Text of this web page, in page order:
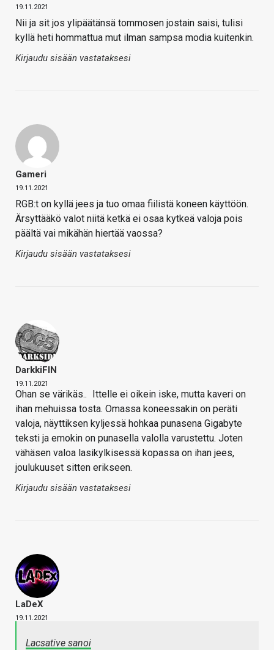
19.11.2021
Nii ja sit jos ylipäätänsä tommosen jostain saisi, tulisi
kyllä heti hommattua mut ilman sampsa modia kuitenkin.
Kirjaudu sisään vastataksesi
Gameri
19.11.2021
RGB:t on kyllä jees ja tuo omaa fiilistä koneen käyttöön.
Ärsyttääkö valot niitä ketkä ei osaa kytkeä valoja pois
päältä vai mikähän hiertää vaossa?
Kirjaudu sisään vastataksesi
DarkkiFIN
19.11.2021
Ohan se värikäs.. Ittelle ei oikein iske, mutta kaveri on
ihan mehuissa tosta. Omassa koneessakin on peräti
valoja, näyttiksen kyljessä hohkaa punasena Gigabyte
teksti ja emokin on punasella valolla varustettu. Joten
vähäsen valoa lasikylkisessä kopassa on ihan jees,
joulukuuset sitten erikseen.
Kirjaudu sisään vastataksesi
LaDeX
19.11.2021
Lacsative sanoi